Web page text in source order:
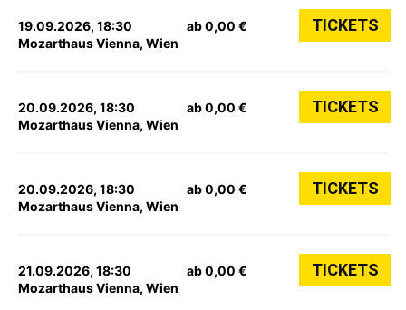
19.09.2026, 18:30
Mozarthaus Vienna, Wien
ab 0,00 € TICKETS
20.09.2026, 18:30
Mozarthaus Vienna, Wien
ab 0,00 € TICKETS
20.09.2026, 18:30
Mozarthaus Vienna, Wien
ab 0,00 € TICKETS
21.09.2026, 18:30
Mozarthaus Vienna, Wien
ab 0,00 € TICKETS